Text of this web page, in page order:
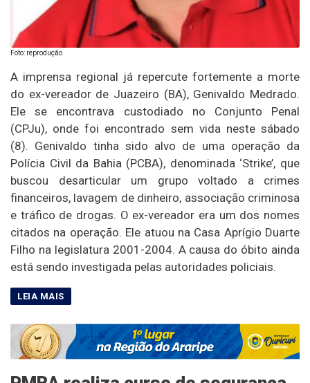
Foto: reprodução
A imprensa regional já repercute fortemente a morte
do ex-vereador de Juazeiro (BA), Genivaldo Medrado.
Ele se encontrava custodiado no Conjunto Penal
(CPJu), onde foi encontrado sem vida neste sábado
(8). Genivaldo tinha sido alvo de uma operação da
Polícia Civil da Bahia (PCBA), denominada ‘Strike’, que
buscou desarticular um grupo voltado a crimes
financeiros, lavagem de dinheiro, associação criminosa
e tráfico de drogas. O ex-vereador era um dos nomes
citados na operação. Ele atuou na Casa Aprígio Duarte
Filho na legislatura 2001-2004. A causa do óbito ainda
está sendo investigada pelas autoridades policiais.